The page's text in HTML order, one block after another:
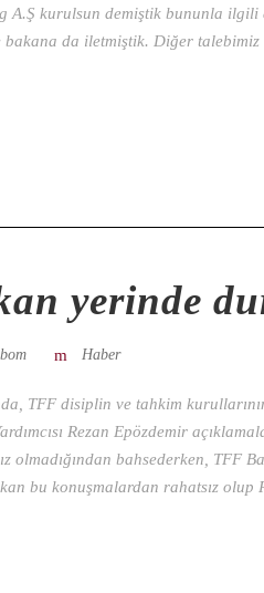
A.Ş kurulsun demiştik bununla ilgili
da iletmiştik. Diğer talebimiz
yerinde
Haber
TFF disiplin ve tahkim
Rezan Epözdemir
olmadığından bahsederken, TFF
bu konuşmalardan rahatsız olup